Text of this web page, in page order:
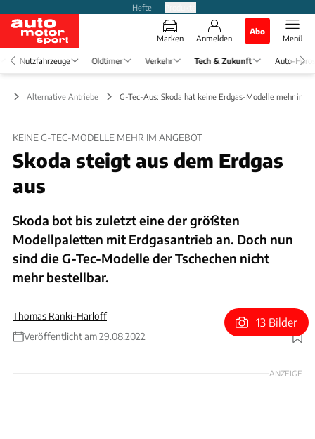
Hefte
Marken Anmelden
Abo
Menü
Nutzfahrzeuge Oldtimer Verkehr Tech & Zukunft Auto-
Alternative Antriebe G-Tec-Aus: Skoda hat keine Erdgas-Modelle mehr im
KEINE G-TEC-MODELLE MEHR IM ANGEBOT
Skoda steigt aus dem Erdgas
aus
Skoda bot bis zuletzt eine der größten
Modellpaletten mit Erdgasantrieb an. Doch nun
sind die G-Tec-Modelle der Tschechen nicht
mehr bestellbar.
Thomas Ranki-Harloff
Veröffentlicht am 29.08.2022
Foto: Dino Eisele
13 Bilder
ANZEIGE